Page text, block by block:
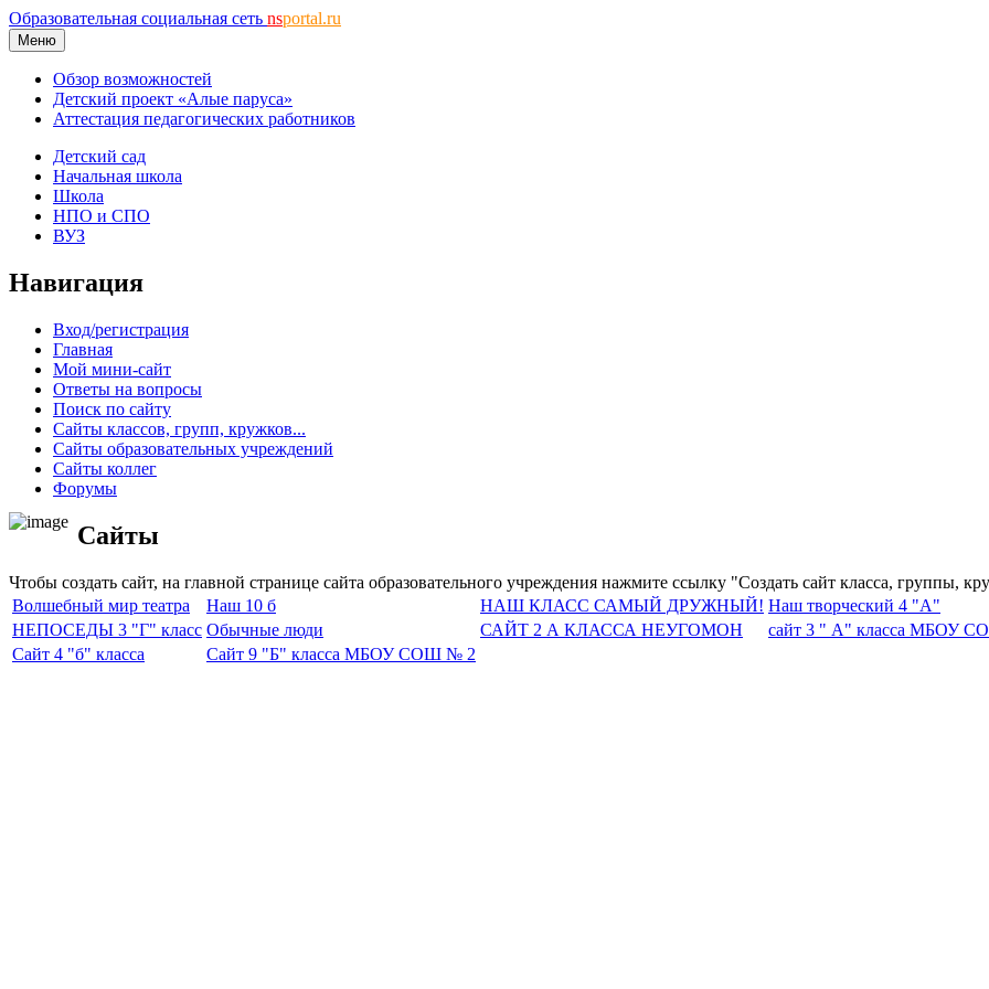
Образовательная социальная сеть nsportal.ru
Меню
Обзор возможностей
Детский проект «Алые паруса»
Аттестация педагогических работников
Детский сад
Начальная школа
Школа
НПО и СПО
ВУЗ
Навигация
Вход/регистрация
Главная
Мой мини-сайт
Ответы на вопросы
Поиск по сайту
Сайты классов, групп, кружков...
Сайты образовательных учреждений
Сайты коллег
Форумы
Сайты
Чтобы создать сайт, на главной странице сайта образовательного учреждения нажмите ссылку "Создать сайт класса, группы,
Волшебный мир театра
Наш 10 б НАШ КЛАСС САМЫЙ ДРУЖНЫЙ! Наш творческий 4 "А"
НЕПОСЕДЫ 3 "Г" класс Обычные люди САЙТ 2 А КЛАССА НЕУГОМОН
сайт 3 " А" класса МБОУ
Сайт 4 "б" класса
Сайт 9 "Б" класса МБОУ СОШ № 2